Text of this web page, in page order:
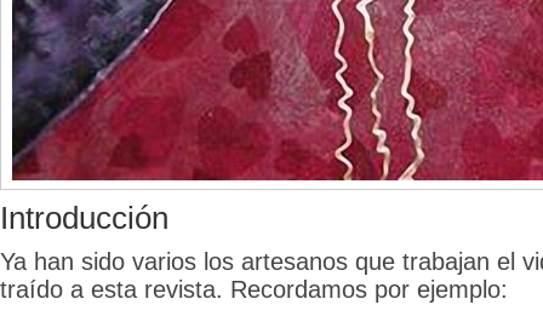
Introducción
Ya han sido varios los artesanos que trabajan el
traído a esta revista. Recordamos por ejemplo: